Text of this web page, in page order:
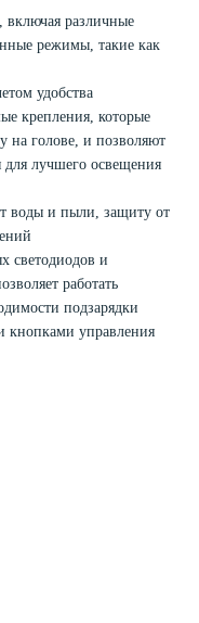
различные
режимы, такие как
удобства
крепления, которые
на голове, и позволяют
для лучшего освещения
воды и пыли, защиту от
светодиодов и
работать
подзарядки
управления